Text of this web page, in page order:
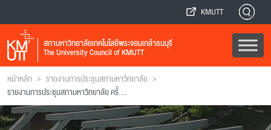
KMUTT
สภามหาวิทยาลัยเทคโนโลยีพระจอมเกล้าธนบุรี
The University Council of KMUTT
หน้าหลัก > รายงานการประชุมสภามหาวิทยาลัย >
รายงานการประชุมสภามหาวิทยาลัย ครั้งที่ 151